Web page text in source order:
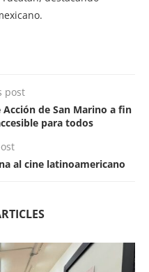
post
Acción de San Marino a fin
para todos
al cine latinoamericano